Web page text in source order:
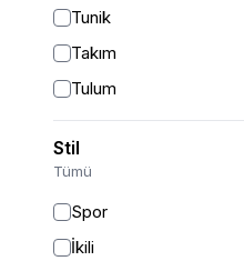
Tunik
Takım
Tulum
Pantolon
Etek
Stil
Tümü
Spor
İkili